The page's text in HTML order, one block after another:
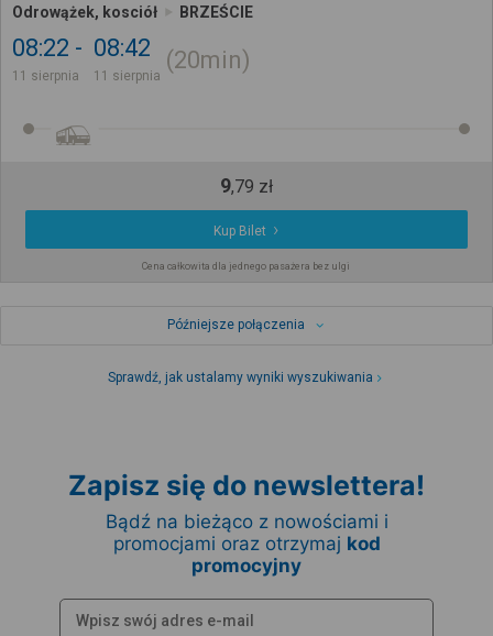
Odrowążek, kosciół BRZEŚCIE
08:22
11 sierpnia
08:42
11 sierpnia
20min
9,79 zł
Kup Bilet
Cena całkowita dla jednego pasażera bez ulgi
Późniejsze połączenia
Sprawdź, jak ustalamy wyniki wyszukiwania
Zapisz się do newslettera!
Bądź na bieżąco z nowościami i
promocjami oraz otrzymaj kod
promocyjny